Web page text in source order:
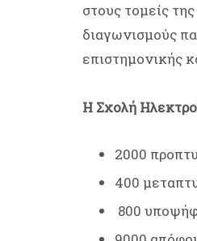
στους τομείς
διαγωνισμούς
επιστημονικής
Η Σχολή
2000
400
800